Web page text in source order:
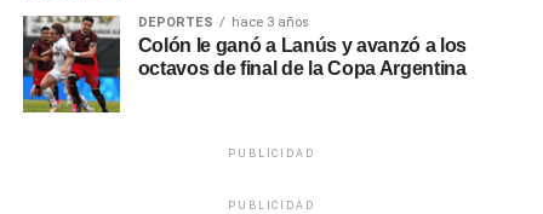
DEPORTES hace 3 años
Colón le ganó a Lanús y avanzó a los
octavos de final de la Copa Argentina
PUBLICIDAD
PUBLICIDAD